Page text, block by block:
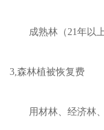
成熟林（21年以上
3,森林植被恢复费
用材林、经济林、